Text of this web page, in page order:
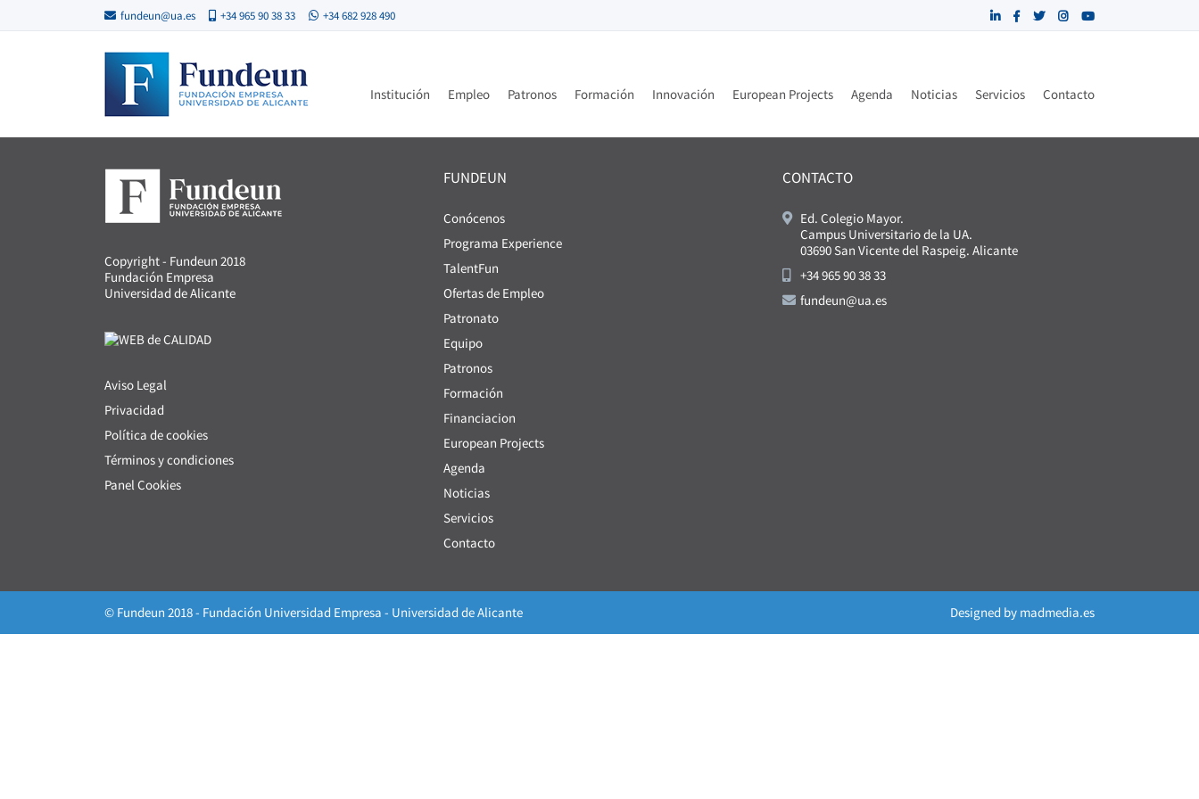
fundeun@ua.es +34 965 90 38 33 +34 682 928 490
Institución Empleo Patronos Formación Innovación European Projects Agenda Noticias Servicios Contacto
Copyright - Fundeun 2018
Fundación Empresa
Universidad de Alicante
Aviso Legal
Privacidad
Política de cookies
Términos y condiciones
Panel Cookies
FUNDEUN
Conócenos
Programa Experience
TalentFun
Ofertas de Empleo
Patronato
Equipo
Patronos
Formación
Financiacion
European Projects
Agenda
Noticias
Servicios
Contacto
CONTACTO
Ed. Colegio Mayor.
Campus Universitario de la UA.
03690 San Vicente del Raspeig. Alicante
+34 965 90 38 33
fundeun@ua.es
© Fundeun 2018 - Fundación Universidad Empresa - Universidad de Alicante Designed by madmedia.es